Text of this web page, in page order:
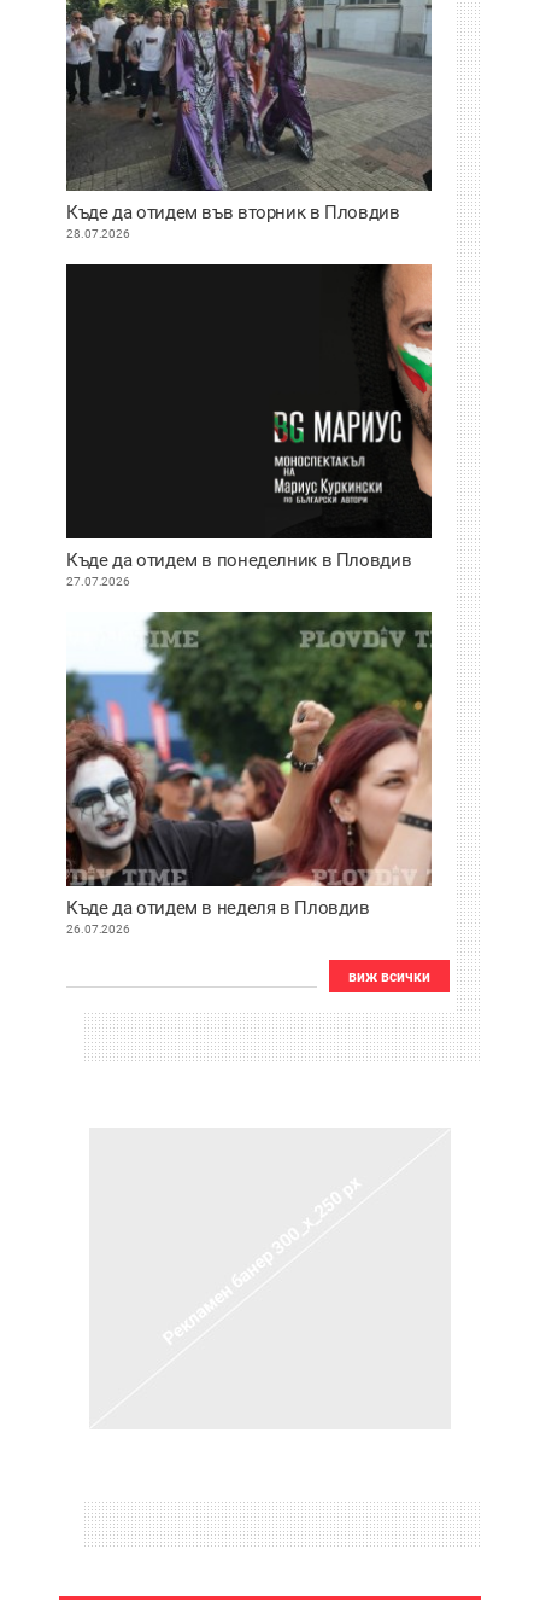
Къде да отидем във вторник в Пловдив
28.07.2026
Къде да отидем в понеделник в Пловдив
27.07.2026
Къде да отидем в неделя в Пловдив
26.07.2026
виж всички